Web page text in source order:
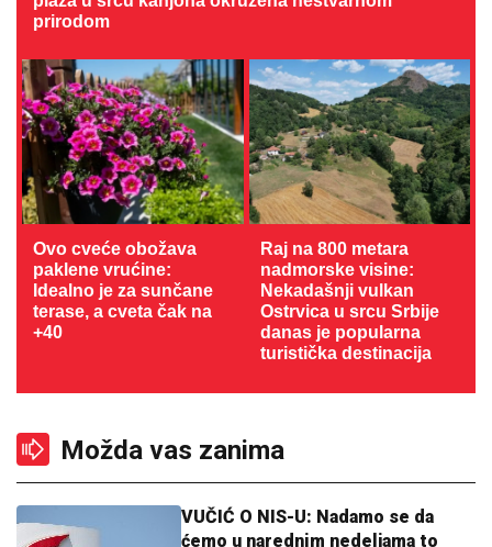
prirodom
Ovo cveće obožava
paklene vrućine:
Idealno je za sunčane
terase, a cveta čak na
+40
Raj na 800 metara
nadmorske visine:
Nekadašnji vulkan
Ostrvica u srcu Srbije
danas je popularna
turistička destinacija
Možda vas zanima
VUČIĆ O NIS-U: Nadamo se da
ćemo u narednim nedeljama to